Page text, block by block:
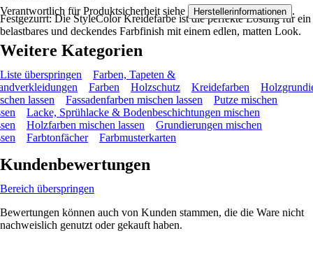
Festgezurrt: Die StyleColor Kreidefarbe ist die perfekte Lösung für ein
belastbares und deckendes Farbfinish mit einem edlen, matten Look.
Verantwortlich für Produktsicherheit siehe Herstellerinformationen .
Weitere Kategorien
Liste überspringen
Farben, Tapeten &
Farben Holzschutz Kreidefarben
lassen
Fassadenfarben mischen lassen
Putze mischen
Lacke, Sprühlacke & Bodenbeschichtungen mischen
Holzfarben mischen lassen
Grundierungen mischen
Farbtonfächer Farbmusterkarten
Kundenbewertungen
Bereich überspringen
Bewertungen können auch von Kunden stammen, die die Ware nicht
nachweislich genutzt oder gekauft haben.